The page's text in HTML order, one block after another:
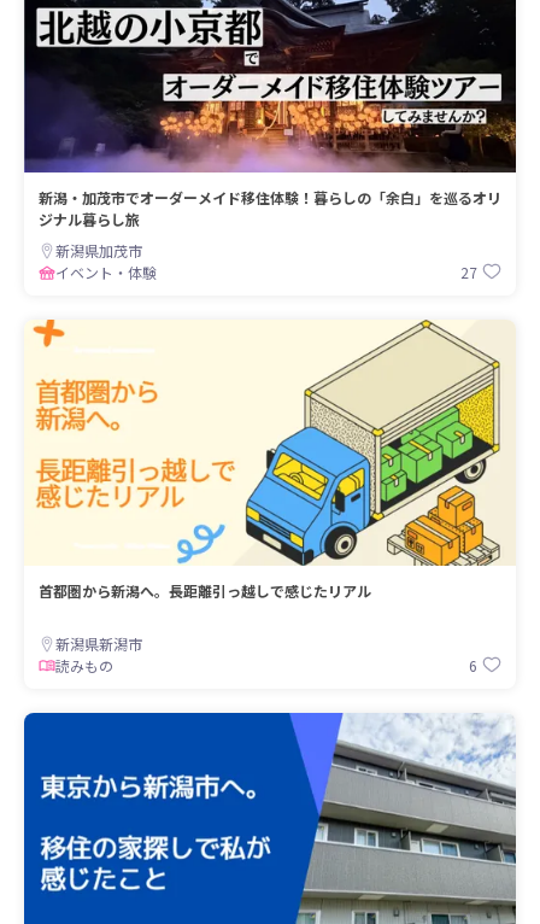
新潟・加茂市でオーダーメイド移住体験！暮らしの「余白」を巡るオリ
ジナル暮らし旅
新潟県加茂市
イベント・体験
27
首都圏から新潟へ。長距離引っ越しで感じたリアル
新潟県新潟市
読みもの
6